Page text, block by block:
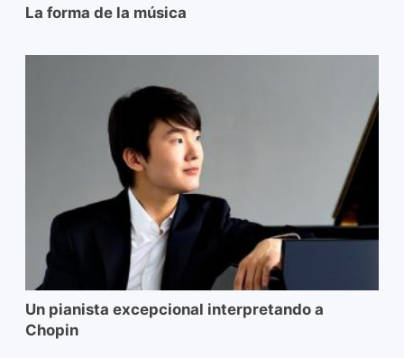
La forma de la música
Un pianista excepcional interpretando a
Chopin